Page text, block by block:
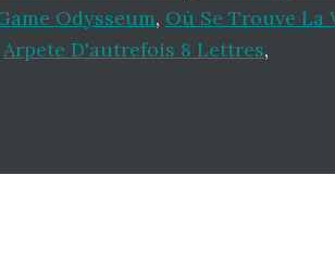
Odysseum, Où Se Trouve La
Arpete D'autrefois 8 Lettres,